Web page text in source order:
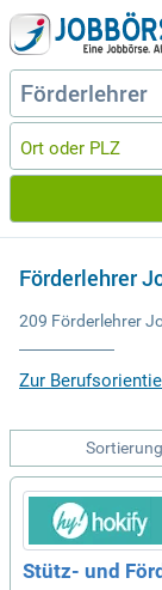
Förderlehrer
209 Förderlehrer
Zur
Sortierung
Stütz- und